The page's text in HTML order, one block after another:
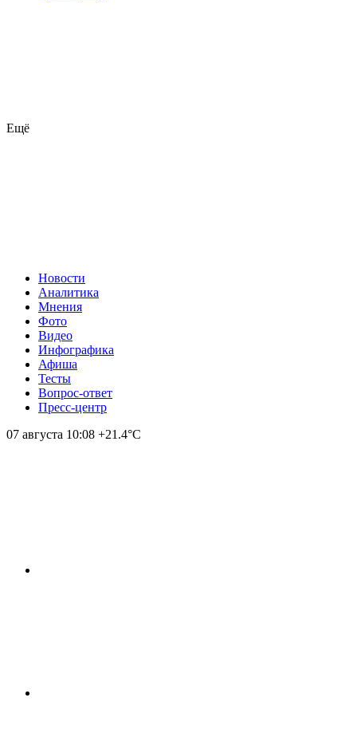
Ещё
Новости
Аналитика
Мнения
Фото
Видео
Инфографика
Афиша
Тесты
Вопрос-ответ
Пресс-центр
07 августа 10:08 +21.4°С